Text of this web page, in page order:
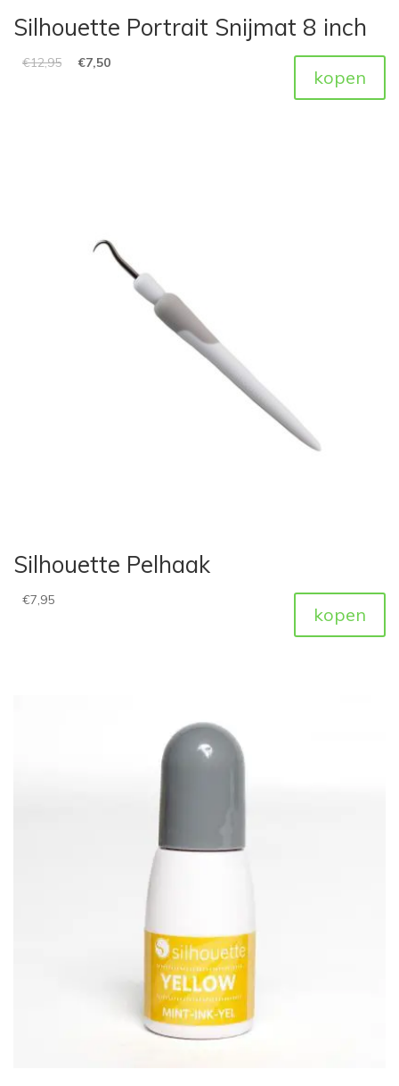
Silhouette Portrait Snijmat 8 inch
€12,95 €7,50
kopen
Silhouette Pelhaak
€7,95
kopen